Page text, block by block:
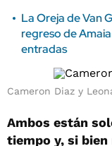
La Oreja de Van
regreso de
entradas
Cameron Diaz y
Ambos están
tiempo y, si bien